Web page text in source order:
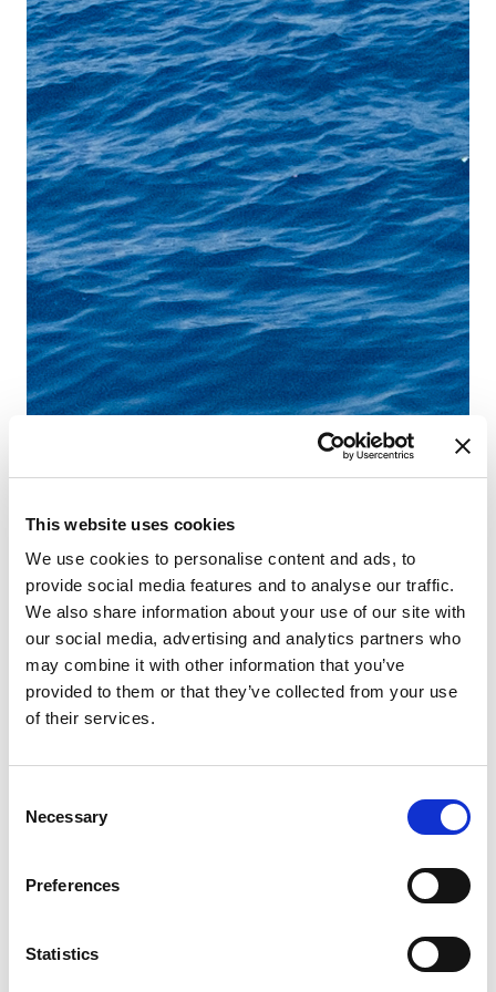
This website uses cookies
We use cookies to personalise content and ads, to
provide social media features and to analyse our traffic.
We also share information about your use of our site with
our social media, advertising and analytics partners who
may combine it with other information that you’ve
provided to them or that they’ve collected from your use
of their services.
Selection
Necessary
Preferences
Statistics
From 5.400 € per day